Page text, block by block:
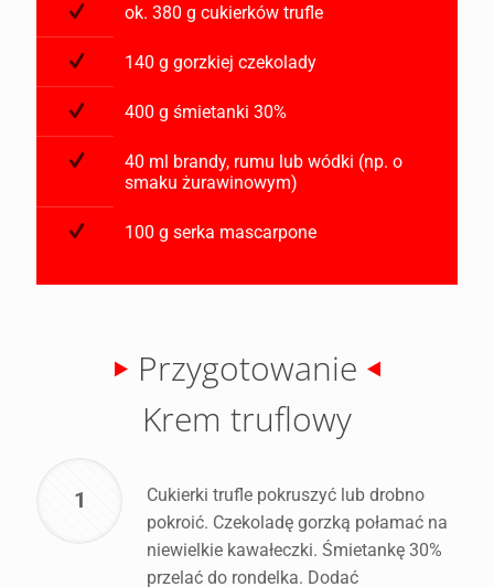
ok. 380 g cukierków trufle
140 g gorzkiej czekolady
400 g śmietanki 30%
40 ml brandy, rumu lub wódki (np. o
smaku żurawinowym)
100 g serka mascarpone
Przygotowanie
Krem truflowy
1
Cukierki trufle pokruszyć lub drobno
pokroić. Czekoladę gorzką połamać na
niewielkie kawałeczki. Śmietankę 30%
przelać do rondelka. Dodać